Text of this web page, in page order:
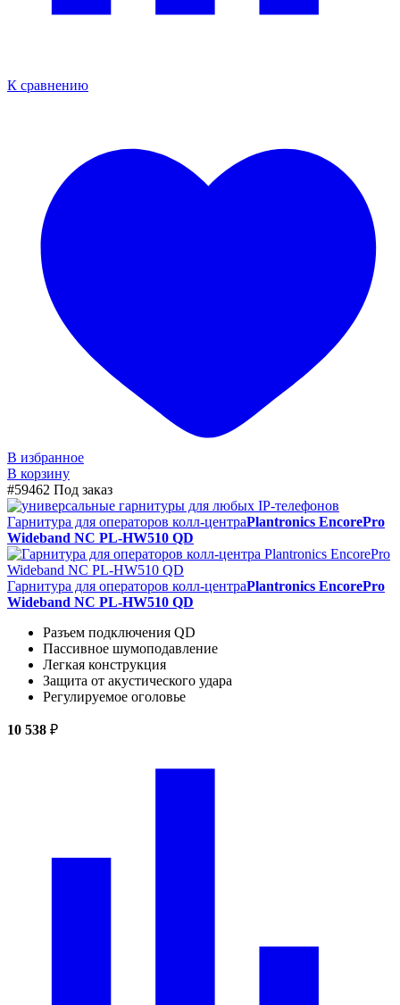
К сравнению
В избранное
В корзину
#59462 Под заказ
Гарнитура для операторов колл-центраPlantronics EncorePro
Wideband NC PL-HW510 QD
Гарнитура для операторов колл-центраPlantronics EncorePro
Wideband NC PL-HW510 QD
Разъем подключения QD
Пассивное шумоподавление
Легкая конструкция
Защита от акустического удара
Регулируемое оголовье
10 538 ₽